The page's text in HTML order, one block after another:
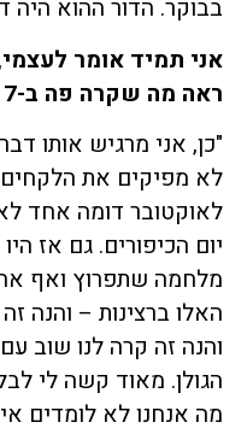
בבוקר. הדור ההוא היה
אני תמיד אומר
ראה מה שקרה פה ב-7 באוקטובר.
"כן, אני מרגיש אותו
לאוקטובר דומה אחד
יום הכיפורים. גם אז
מלחמה שתפרוץ ואף
והנה זה קרה לנו שוב
הגולן. מאוד קשה לי
מה אנחנו לא לומדים